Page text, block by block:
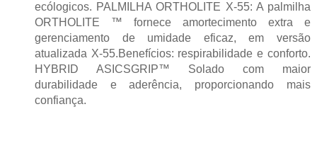
ecólogicos. PALMILHA ORTHOLITE X-55: A palmilha
ORTHOLITE ™ fornece amortecimento extra e
gerenciamento de umidade eficaz, em versão
atualizada X-55.Benefícios: respirabilidade e conforto.
HYBRID ASICSGRIP™ Solado com maior
durabilidade e aderência, proporcionando mais
confiança.